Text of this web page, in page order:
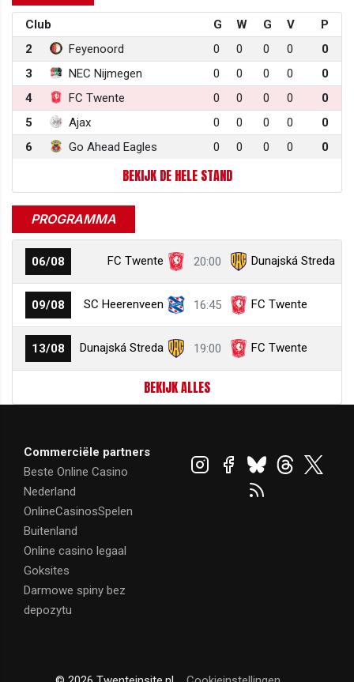
Club G W G V
P
2
Feyenoord 0 0 0 0
0
3
NEC Nijmegen 0 0 0 0
0
4
FC Twente 0 0 0 0
0
5
Ajax 0 0 0 0
0
6
Go Ahead Eagles 0 0 0 0 0
BEKIJK DE HELE STAND
PROGRAMMA
06/08 FC Twente 20:00 Dunajská Streda
09/08 SC Heerenveen 16:45 FC Twente
13/08 Dunajská Streda 19:00 FC Twente
BEKIJK ALLES
Commerciële partners
Beste Online Casino
Nederland
OnlineCasinosSpelen
Buitenland
Online casino legaal
Goksites
Darmowe spiny bez
depozytu